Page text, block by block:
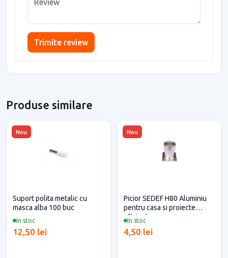
Trimite review
Produse similare
Nou
In stoc
Suport polita metalic cu
masca alba 100 buc
12,50 lei
Nou
In stoc
Picior SEDEF H80 Aluminiu
pentru casa si proiecte
eficiente
4,50 lei